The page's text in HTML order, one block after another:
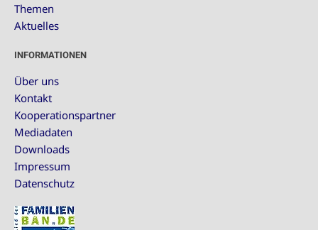
Themen
Aktuelles
INFORMATIONEN
Über uns
Kontakt
Kooperationspartner
Mediadaten
Downloads
Impressum
Datenschutz